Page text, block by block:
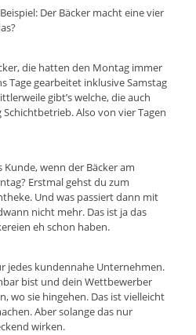
Der Bäcker macht eine vier
die hatten den Montag immer
Tage gearbeitet inklusive Samstag
gibt’s welche, die auch
Also von vier Tagen
Kunde, wenn der Bäcker am
Erstmal gehst du zum
Und was passiert dann mit
nicht mehr. Das ist ja das
eh schon haben.
jedes kundennahe Unternehmen.
bist und dein Wettbewerber
wo sie hingehen. Das ist vielleicht
Aber solange das nur
wirken.